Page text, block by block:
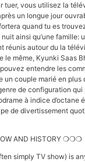
tuer, vous utilisez la
un longue jour
quand tu es
ainsi qu’une famille:
réunis autour du la
le même, Kyunki Saas
entendre les
un couple marié en plus
de configuration
à indice d’octane
de divertissement
AND HISTORY ❍❍❍
simply TV show) is